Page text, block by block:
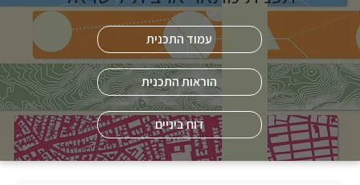
עמוד התכנית
הוראות התכנית
דוח ביניים